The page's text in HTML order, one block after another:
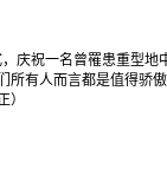
庆祝一名曾罹患重型地
所有人而言都是值得骄
）